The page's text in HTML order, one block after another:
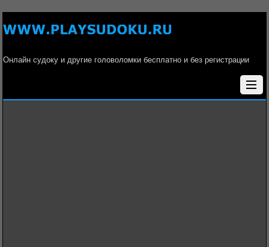
Онлайн судоку и другие головоломки бесплатно и без регистрации